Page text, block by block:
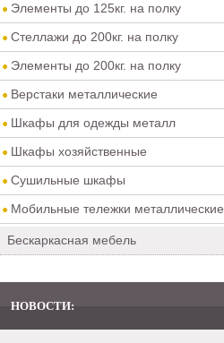
Элементы до 125кг. на полку
Стеллажи до 200кг. на полку
Элементы до 200кг. на полку
Верстаки металлические
Шкафы для одежды металл
Шкафы хозяйственные
Сушильные шкафы
Мобильные тележки металлические
Бескаркасная мебель
НОВОСТИ: